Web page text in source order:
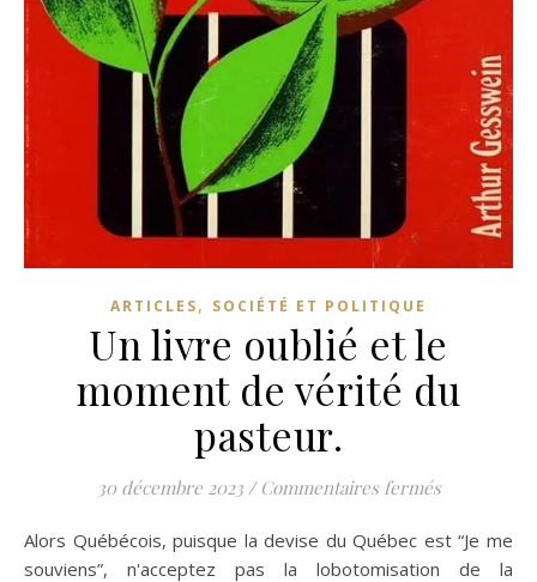
ARTICLES, SOCIÉTÉ ET POLITIQUE
Un livre oublié et le
moment de vérité du
pasteur.
30 décembre 2023 / Commentaires ferméssur Un
Alors Québécois, puisque la devise du Québec est “Je me
souviens”, n'acceptez pas la lobotomisation de la